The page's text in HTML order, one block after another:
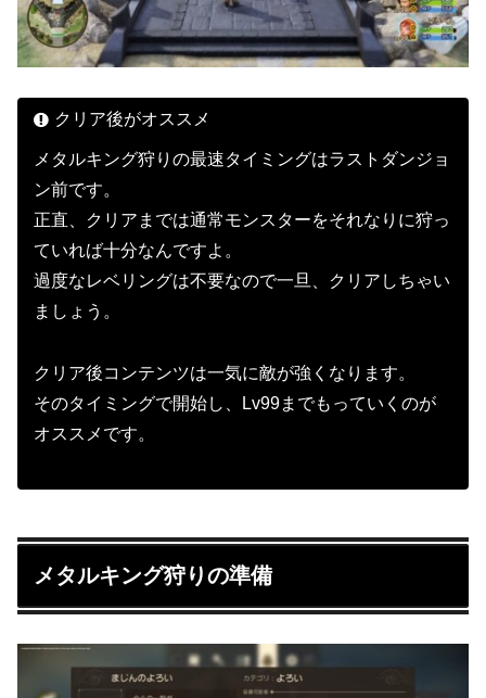
クリア後がオススメ
メタルキング狩りの最速タイミングはラストダンジョ
ン前です。
正直、クリアまでは通常モンスターをそれなりに狩っ
ていれば十分なんですよ。
過度なレベリングは不要なので一旦、クリアしちゃい
ましょう。
クリア後コンテンツは一気に敵が強くなります。
そのタイミングで開始し、Lv99までもっていくのが
オススメです。
メタルキング狩りの準備